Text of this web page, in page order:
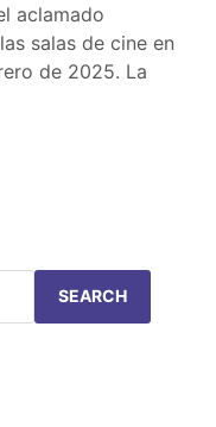
aclamado
salas de cine en
de 2025. La
SEARCH